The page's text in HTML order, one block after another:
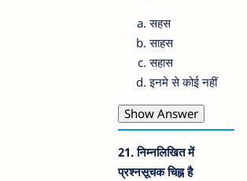
सहस
साहस
सहास
इनमे से कोई नहीं
Show Answer
21. निम्नलिखित में
प्रश्नसूचक चिह्न है